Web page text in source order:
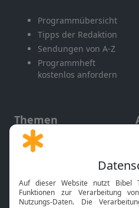
Programmübersicht
Tipps der Redaktion
Sendungen von A-Z
Programmheft
kostenlos anfordern
Themen
Gott und Bibel erklärt
Neuigkeiten